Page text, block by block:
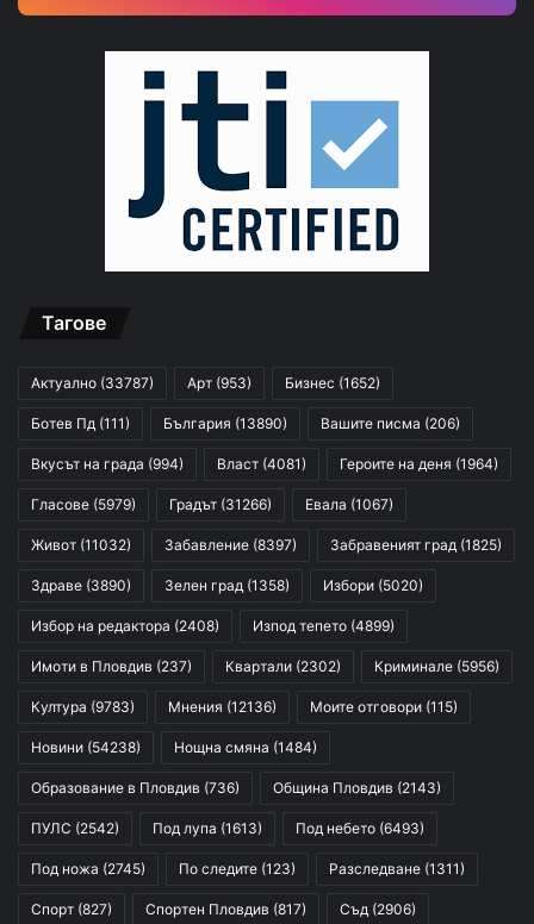
Тагове
Актуално (33787) Арт (953) Бизнес (1652)
Ботев Пд (111) България (13890) Вашите писма (206)
Вкусът на града (994) Власт (4081) Героите на деня (1964)
Гласове (5979) Градът (31266) Евала (1067)
Живот (11032) Забавление (8397) Забравеният град (1825)
Здраве (3890) Зелен град (1358) Избори (5020)
Избор на редактора (2408) Изпод тепето (4899)
Имоти в Пловдив (237) Квартали (2302) Криминале (5956)
Култура (9783) Мнения (12136) Моите отговори (115)
Новини (54238) Нощна смяна (1484)
Образование в Пловдив (736) Община Пловдив (2143)
ПУЛС (2542) Под лупа (1613) Под небето (6493)
Под ножа (2745) По следите (123) Разследване (1311)
Спорт (827) Спортен Пловдив (817) Съд (2906)